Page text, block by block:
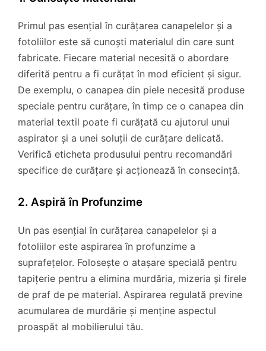
Primul pas esențial în curățarea canapelelor și a
fotoliilor este să cunoști materialul din care sunt
fabricate. Fiecare material necesită o abordare
diferită pentru a fi curățat în mod eficient și sigur.
De exemplu, o canapea din piele necesită produse
speciale pentru curățare, în timp ce o canapea din
material textil poate fi curățată cu ajutorul unui
aspirator și a unei soluții de curățare delicată.
Verifică eticheta produsului pentru recomandări
specifice de curățare și acționează în consecință.
2. Aspiră în Profunzime
Un pas esențial în curățarea canapelelor și a
fotoliilor este aspirarea în profunzime a
suprafețelor. Folosește o atașare specială pentru
tapițerie pentru a elimina murdăria, mizeria și firele
de praf de pe material. Aspirarea regulată previne
acumularea de murdărie și menține aspectul
proaspăt al mobilierului tău.